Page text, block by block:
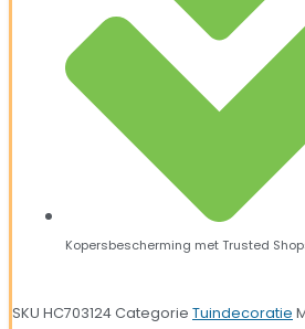
Kopersbescherming met Trusted
SKU HC703124Categorie Tuindecoratie